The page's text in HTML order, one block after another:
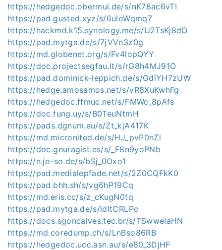
https://hedgedoc.obermui.de/s/nK78ac6vTI
https://pad.gusted.xyz/s/6uloWqmq7
https://hackmd.k15.synology.me/s/U2TsKj8dO
https://pad.mytga.de/s/7jVVn3z0g
https://md.globenet.org/s/Fv4lopQYY
https://doc.projectsegfau.lt/s/rG8h4MJ91O
https://pad.dominick-leppich.de/s/GdiYH7zUW
https://hedge.amosamos.net/s/vR8XuKwhFg
https://hedgedoc.ffmuc.net/s/FMWc_8pAfs
https://doc.fung.uy/s/B0TeuNtmH
https://pads.dgnum.eu/s/Zt_kjA417K
https://md.micronited.de/s/HJ_pvP0nZl
https://doc.gnuragist.es/s/_F8n9yoPNb
https://n.jo-so.de/s/bSj_0Oxo1
https://pad.medialepfade.net/s/2Z0CQFkK0
https://pad.bhh.sh/s/vg6hP19Cq
https://md.eris.cc/s/z_cKugN0tq
https://pad.mytga.de/s/ldItCRLPc
https://docs.sgoncalves.tec.br/s/TSwweIaHN
https://md.coredump.ch/s/LnBso86RB
https://hedgedoc.ucc.asn.au/s/e80_3DjHF